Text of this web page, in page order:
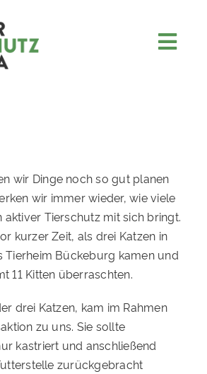
wir Dinge noch so gut planen
wir immer wieder, wie viele
aktiver Tierschutz mit sich bringt.
kurzer Zeit, als drei Katzen in
Tierheim Bückeburg kamen und
11 Kitten überraschten.
drei Katzen, kam im Rahmen
zu uns. Sie sollte
kastriert und anschließend
zurückgebracht